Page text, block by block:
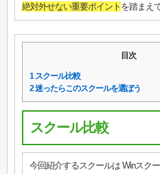
絶対外せない重要ポイント を踏まえ
目次
1スクール比較
2迷ったらこのスクールを選ぼう
スクール比較
今回紹介するスクールは Winスク